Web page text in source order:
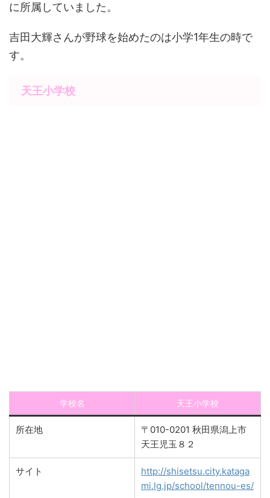
に所属していました。
吉田大輝さんが野球を始めたのは小学1年生の時で
す。
天王小学校
学校名 天王小学校
所在地
〒010-0201 秋田県潟上市
天王児玉８２
サイト
http://shisetsu.city.kataga
mi.lg.jp/school/tennou-es/